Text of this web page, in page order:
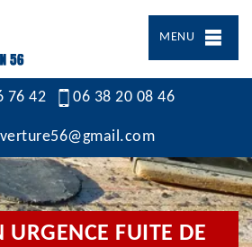
MENU
76 42 06 38 20 08 46
URGENCE FUITE DE